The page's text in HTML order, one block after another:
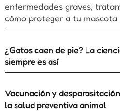
enfermedades graves,
cómo proteger a tu mascota
¿Gatos caen de pie? La
siempre es así
Vacunación y
la salud preventiva animal